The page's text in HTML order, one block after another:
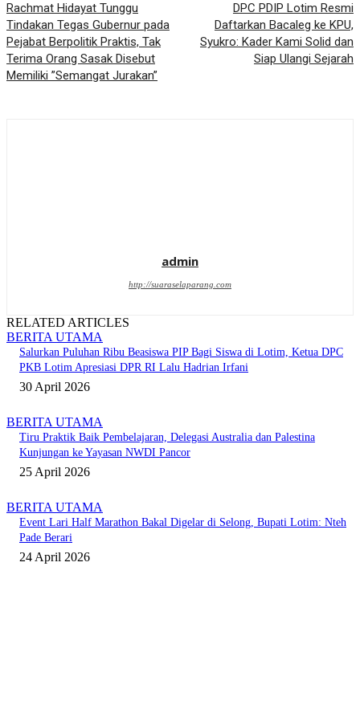
Rachmat Hidayat Tunggu
Tindakan Tegas Gubernur pada
Pejabat Berpolitik Praktis, Tak
Terima Orang Sasak Disebut
Memiliki ”Semangat Jurakan”
DPC PDIP Lotim Resmi
Daftarkan Bacaleg ke KPU,
Syukro: Kader Kami Solid dan
Siap Ulangi Sejarah
admin
http://suaraselaparang.com
RELATED ARTICLES
BERITA UTAMA
Salurkan Puluhan Ribu Beasiswa PIP Bagi Siswa di Lotim, Ketua DPC
PKB Lotim Apresiasi DPR RI Lalu Hadrian Irfani
30 April 2026
BERITA UTAMA
Tiru Praktik Baik Pembelajaran, Delegasi Australia dan Palestina
Kunjungan ke Yayasan NWDI Pancor
25 April 2026
BERITA UTAMA
Event Lari Half Marathon Bakal Digelar di Selong, Bupati Lotim: Nteh
Pade Berari
24 April 2026